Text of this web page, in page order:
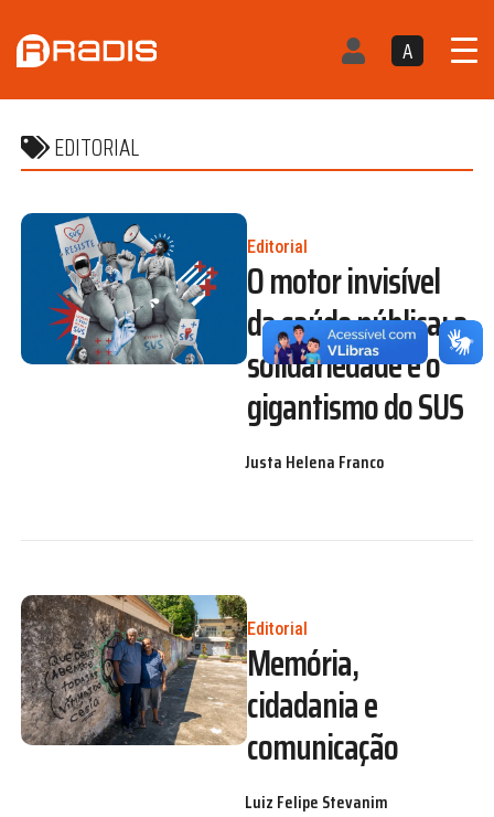
A
EDITORIAL
Editorial
O motor invisível
da saúde pública: a
solidariedade e o
gigantismo do SUS
Justa Helena Franco
Editorial
Memória,
cidadania e
comunicação
Luiz Felipe Stevanim